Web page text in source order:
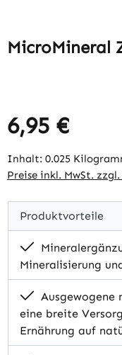
MicroMineral
Regulärer Preis:
6,95 €
Inhalt: 0.025
Preise inkl. MwSt.
Produktvorteile
Mineralisierung
Ausgewogene
eine breite
Ernährung auf